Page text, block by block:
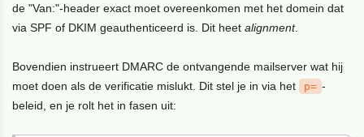
de "Van:"-header exact moet overeenkomen met het domein dat
via SPF of DKIM geauthenticeerd is. Dit heetalignment.
Bovendien instrueert DMARC de ontvangende mailserver wat hij
moet doen als de verificatie mislukt. Dit stel je in via het
p= -
beleid, en je rolt het in fasen uit: